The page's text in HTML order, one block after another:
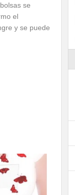
se
el
y se puede